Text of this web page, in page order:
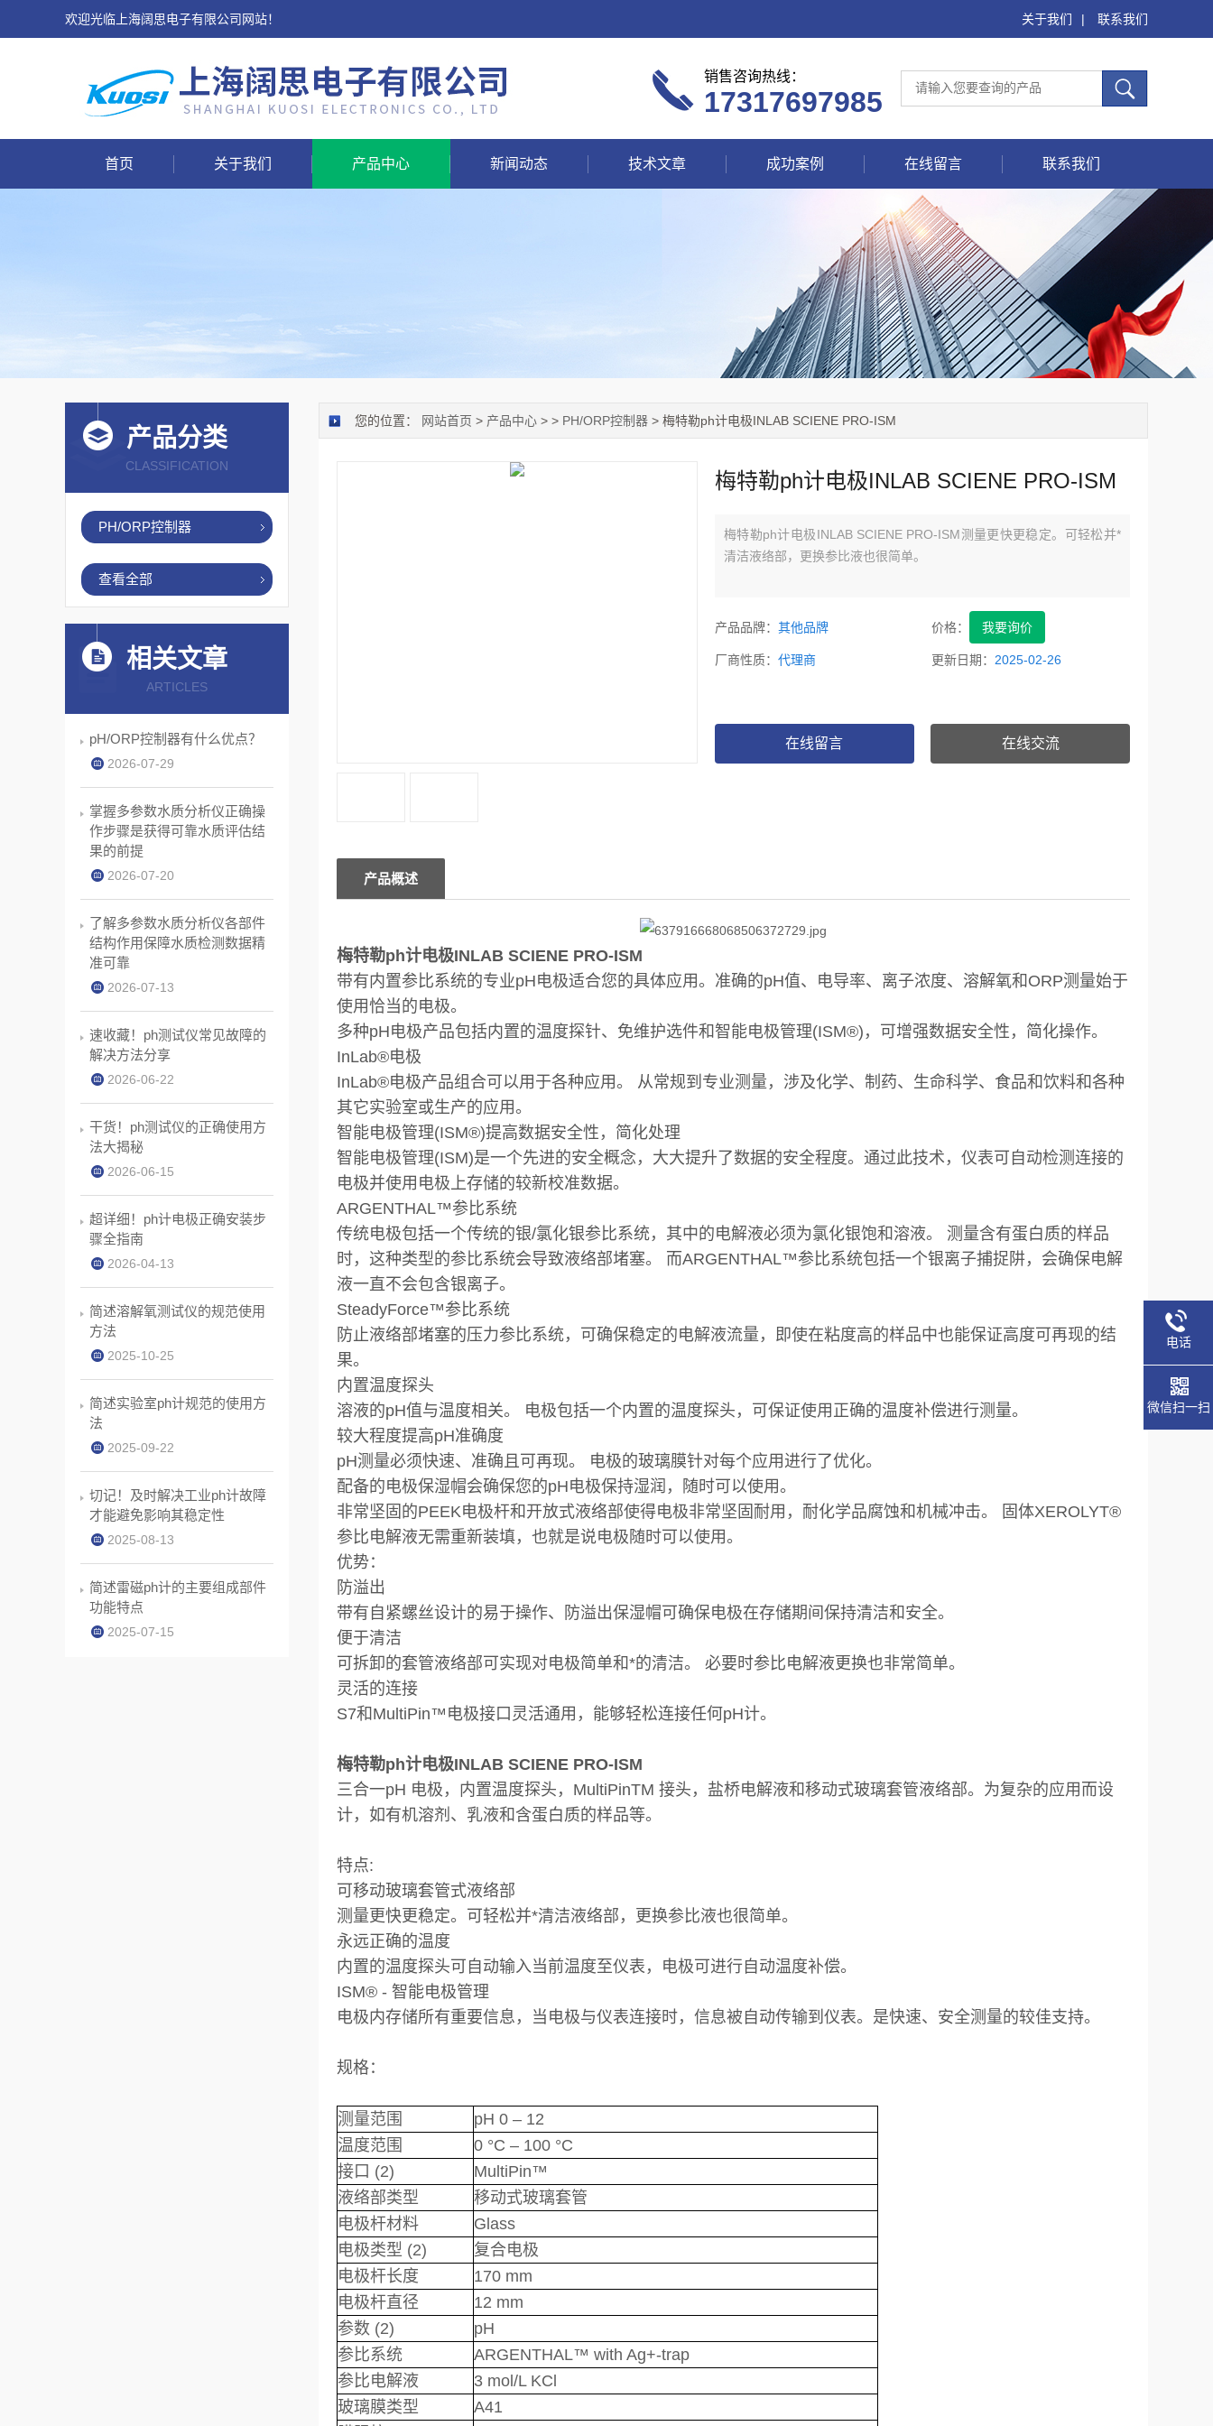
欢迎光临上海阔思电子有限公司网站！ 关于我们 | 联系我们
销售咨询热线：
17317697985
首页 关于我们 产品中心 新闻动态 技术文章 成功案例 在线留言 联系我们
您的位置： 网站首页 > 产品中心 > > PH/ORP控制器 > 梅特勒ph计电极INLAB SCIENE PRO-ISM
梅特勒ph计电极INLAB SCIENE PRO-ISM
梅特勒ph计电极INLAB SCIENE PRO-ISM测量更快更稳定。可轻松并*
清洁液络部，更换参比液也很简单。
产品品牌： 其他品牌 价格： 我要询价
厂商性质： 代理商 更新日期： 2025-02-26
在线留言 在线交流
产品概述
梅特勒ph计电极INLAB SCIENE PRO-ISM
带有内置参比系统的专业pH电极适合您的具体应用。准确的pH值、电导率、离子浓度、溶解氧和ORP测量始于
使用恰当的电极。
多种pH电极产品包括内置的温度探针、免维护选件和智能电极管理(ISM®)，可增强数据安全性，简化操作。
InLab®电极
InLab®电极产品组合可以用于各种应用。 从常规到专业测量，涉及化学、制药、生命科学、食品和饮料和各种
其它实验室或生产的应用。
智能电极管理(ISM®)提高数据安全性，简化处理
智能电极管理(ISM)是一个先进的安全概念，大大提升了数据的安全程度。通过此技术，仪表可自动检测连接的
电极并使用电极上存储的较新校准数据。
ARGENTHAL™参比系统
传统电极包括一个传统的银/氯化银参比系统，其中的电解液必须为氯化银饱和溶液。 测量含有蛋白质的样品
时，这种类型的参比系统会导致液络部堵塞。 而ARGENTHAL™参比系统包括一个银离子捕捉阱，会确保电解
液一直不会包含银离子。
SteadyForce™参比系统
防止液络部堵塞的压力参比系统，可确保稳定的电解液流量，即使在粘度高的样品中也能保证高度可再现的结
果。
内置温度探头
溶液的pH值与温度相关。 电极包括一个内置的温度探头，可保证使用正确的温度补偿进行测量。
较大程度提高pH准确度
pH测量必须快速、准确且可再现。 电极的玻璃膜针对每个应用进行了优化。
配备的电极保湿帽会确保您的pH电极保持湿润，随时可以使用。
非常坚固的PEEK电极杆和开放式液络部使得电极非常坚固耐用，耐化学品腐蚀和机械冲击。 固体XEROLYT®
参比电解液无需重新装填，也就是说电极随时可以使用。
优势：
防溢出
带有自紧螺丝设计的易于操作、防溢出保湿帽可确保电极在存储期间保持清洁和安全。
便于清洁
可拆卸的套管液络部可实现对电极简单和*的清洁。 必要时参比电解液更换也非常简单。
灵活的连接
S7和MultiPin™电极接口灵活通用，能够轻松连接任何pH计。
梅特勒ph计电极INLAB SCIENE PRO-ISM
三合一pH 电极，内置温度探头，MultiPinTM 接头，盐桥电解液和移动式玻璃套管液络部。为复杂的应用而设
计，如有机溶剂、乳液和含蛋白质的样品等。
特点:
可移动玻璃套管式液络部
测量更快更稳定。可轻松并*清洁液络部，更换参比液也很简单。
永远正确的温度
内置的温度探头可自动输入当前温度至仪表，电极可进行自动温度补偿。
ISM® - 智能电极管理
电极内存储所有重要信息，当电极与仪表连接时，信息被自动传输到仪表。是快速、安全测量的较佳支持。
规格：
测量范围
pH 0 – 12
温度范围
0 °C – 100 °C
接口 (2)
MultiPin™
液络部类型
移动式玻璃套管
电极杆材料
Glass
电极类型 (2)
复合电极
电极杆长度
170 mm
电极杆直径
12 mm
参数 (2)
pH
参比系统
ARGENTHAL™ with Ag+-trap
参比电解液
3 mol/L KCl
玻璃膜类型
A41
产品分类
CLASSIFICATION
PH/ORP控制器
查看全部
相关文章
ARTICLES
pH/ORP控制器有什么优点？
2026-07-29
掌握多参数水质分析仪正确操
作步骤是获得可靠水质评估结
果的前提
2026-07-20
了解多参数水质分析仪各部件
结构作用保障水质检测数据精
准可靠
2026-07-13
速收藏！ph测试仪常见故障的
解决方法分享
2026-06-22
干货！ph测试仪的正确使用方
法大揭秘
2026-06-15
超详细！ph计电极正确安装步
骤全指南
2026-04-13
简述溶解氧测试仪的规范使用
方法
2025-10-25
简述实验室ph计规范的使用方
法
2025-09-22
切记！及时解决工业ph计故障
才能避免影响其稳定性
2025-08-13
简述雷磁ph计的主要组成部件
功能特点
2025-07-15
电话
微信扫一扫